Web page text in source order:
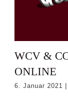
WCV &
ONLINE
6. Januar 2021